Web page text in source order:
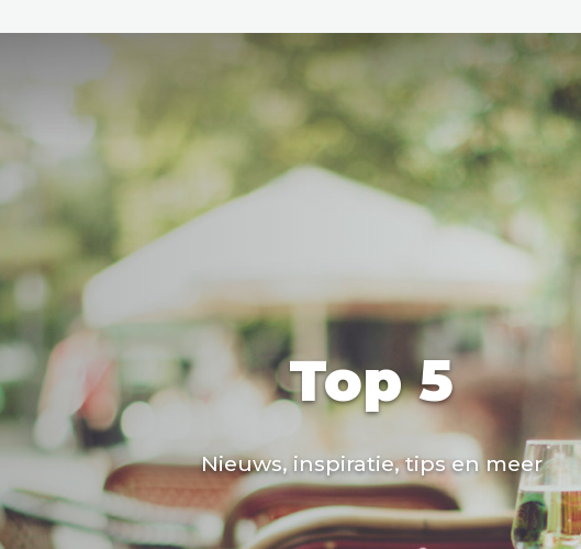
Alle steden
Phoenix Dresden
Amsterdam Barcelona Dubai Milaan Singapore
Florence
Dublin Hong Kong München Wenen Budapest Bangkok
Alles bekijken
Top 5
Nieuws, inspiratie, tips en meer